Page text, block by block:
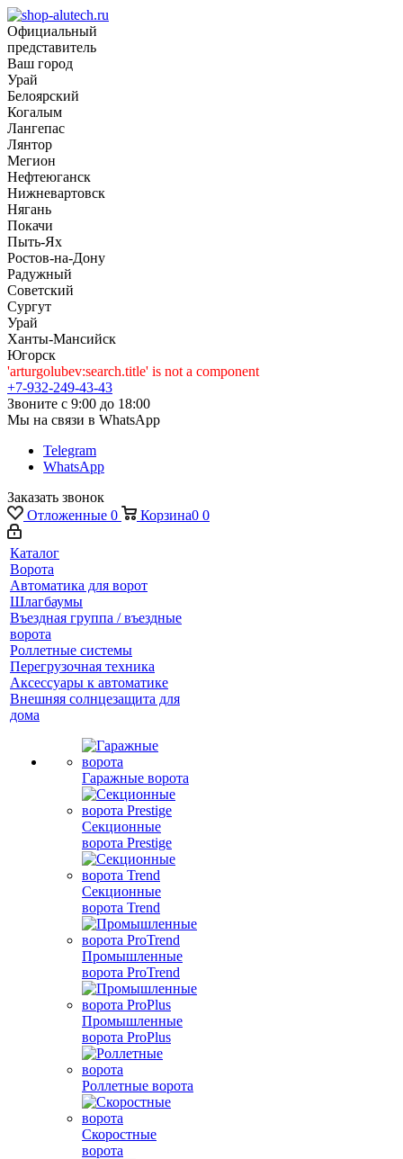
Официальный
представитель
Ваш город
Урай
Белоярский
Когалым
Лангепас
Лянтор
Мегион
Нефтеюганск
Нижневартовск
Нягань
Покачи
Пыть-Ях
Рoстов-на-Дону
Радужный
Советский
Сургут
Урай
Ханты-Мансийск
Югорск
'arturgolubev:search.title' is not a component
+7-932-249-43-43
Звоните с 9:00 до 18:00
Мы на связи в WhatsApp
Telegram
WhatsApp
Заказать звонок
Отложенные 0 Корзина0 0
Каталог
Ворота
Автоматика для ворот
Шлагбаумы
Въездная группа / въездные
ворота
Роллетные системы
Перегрузочная техника
Аксессуары к автоматике
Внешняя солнцезащита для
дома
Гаражные ворота
Секционные
ворота Prestige
Секционные
ворота Trend
Промышленные
ворота ProTrend
Промышленные
ворота ProPlus
Роллетные ворота
Скоростные
ворота